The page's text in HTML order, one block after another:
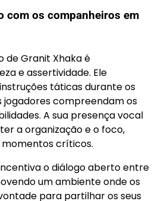
com os companheiros em
de Granit Xhaka é
e assertividade. Ele
táticas durante os
jogadores compreendam os
A sua presença vocal
a organização e o foco,
críticos.
o diálogo aberto entre
um ambiente onde os
para partilhar os seus